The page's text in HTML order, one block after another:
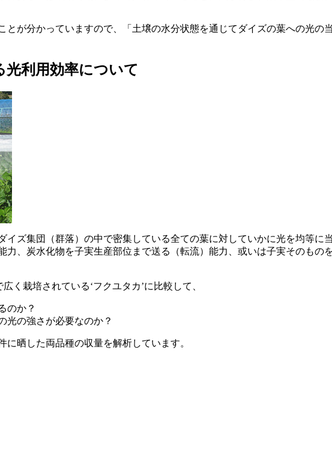
が分かっていますので、 「土壌の水分状態を通じてダイズの葉への光の
光利用効率について
ズ集団（群落）の中で密集している全ての葉に対していかに光を均等に
、炭水化物を子実生産部位まで送る（転流）能力、或いは子実そのもの
く栽培されている‘フクユタカ’に比較して、
のか？
光の強さが必要なのか？
晒した両品種の収量を解析しています。